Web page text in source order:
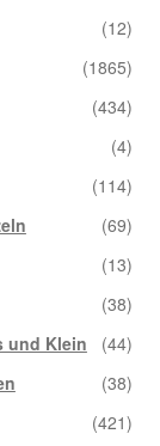
(12)
(1865)
(434)
(4)
(114)
(69)
(13)
(38)
und Klein
(44)
(38)
(421)